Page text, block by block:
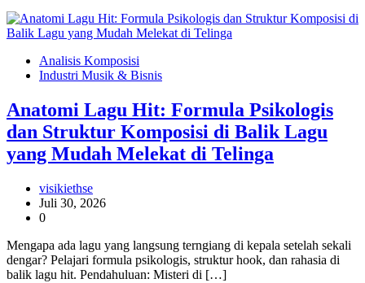
Analisis Komposisi
Industri Musik & Bisnis
Anatomi Lagu Hit: Formula Psikologis
dan Struktur Komposisi di Balik Lagu
yang Mudah Melekat di Telinga
visikiethse
Juli 30, 2026
0
Mengapa ada lagu yang langsung terngiang di kepala setelah sekali
dengar? Pelajari formula psikologis, struktur hook, dan rahasia di
balik lagu hit. Pendahuluan: Misteri di […]